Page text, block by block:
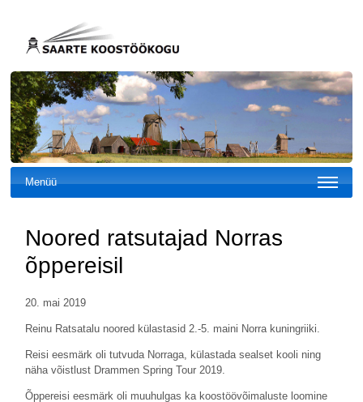
Menüü
Noored ratsutajad Norras
õppereisil
20. mai 2019
Reinu Ratsatalu noored külastasid 2.-5. maini Norra kuningriiki.
Reisi eesmärk oli tutvuda Norraga, külastada sealset kooli ning
näha võistlust Drammen Spring Tour 2019.
Õppereisi eesmärk oli muuhulgas ka koostöövõimaluste loomine